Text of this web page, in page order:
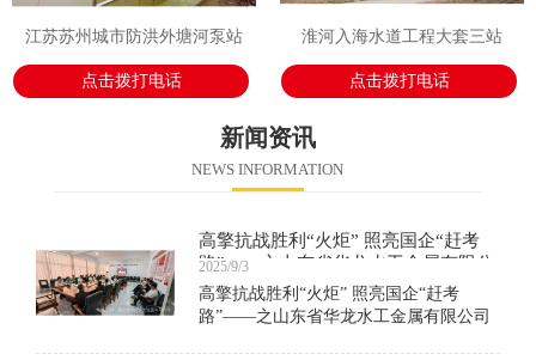
江苏苏州城市防洪外塘河泵站
点击拨打电话
淮河入海水道工程大套三站
点击拨打电话
新闻资讯
NEWS INFORMATION
高擎抗战胜利“火炬” 照亮国企“赶考
路”——之山东省华龙水工金属有限公
司组织观看阅兵仪式
2025/9/3
高擎抗战胜利“火炬” 照亮国企“赶考
路”——之山东省华龙水工金属有限公司